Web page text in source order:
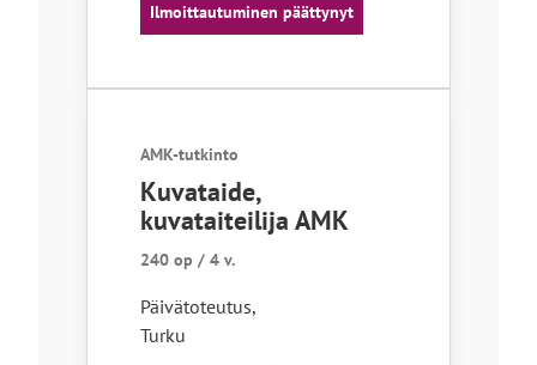
Ilmoittautuminen päättynyt
AMK-tutkinto
Kuvataide,
kuvataiteilija AMK
240 op / 4 v.
Päivätoteutus,
Turku